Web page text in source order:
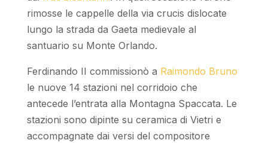
rimosse le cappelle della via crucis dislocate
lungo la strada da Gaeta medievale al
santuario su Monte Orlando.
Ferdinando II commissionò a Raimondo Bruno
le nuove 14 stazioni nel corridoio che
antecede l’entrata alla Montagna Spaccata. Le
stazioni sono dipinte su ceramica di Vietri e
accompagnate dai versi del compositore